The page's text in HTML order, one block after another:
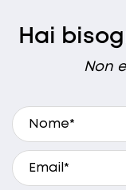
Hai
Non